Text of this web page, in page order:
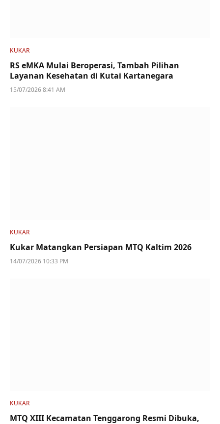
KUKAR
RS eMKA Mulai Beroperasi, Tambah Pilihan
Layanan Kesehatan di Kutai Kartanegara
15/07/2026 8:41 AM
KUKAR
Kukar Matangkan Persiapan MTQ Kaltim 2026
14/07/2026 10:33 PM
KUKAR
MTQ XIII Kecamatan Tenggarong Resmi Dibuka,